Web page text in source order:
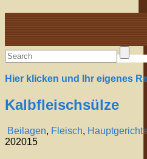
Alte Rezepte online
Hier klicken und Ihr eigenes
Kalbfleischsülze
Beilagen, Fleisch,
202015